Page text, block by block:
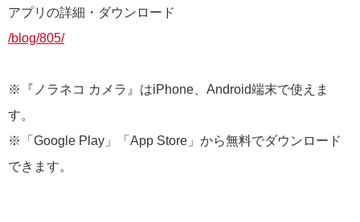
アプリの詳細・ダウンロード
/blog/805/
※『ノラネコ カメラ』はiPhone、Android端末で使えま
す。
※「Google Play」「App Store」から無料でダウンロード
できます。